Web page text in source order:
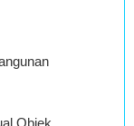
(PBB)